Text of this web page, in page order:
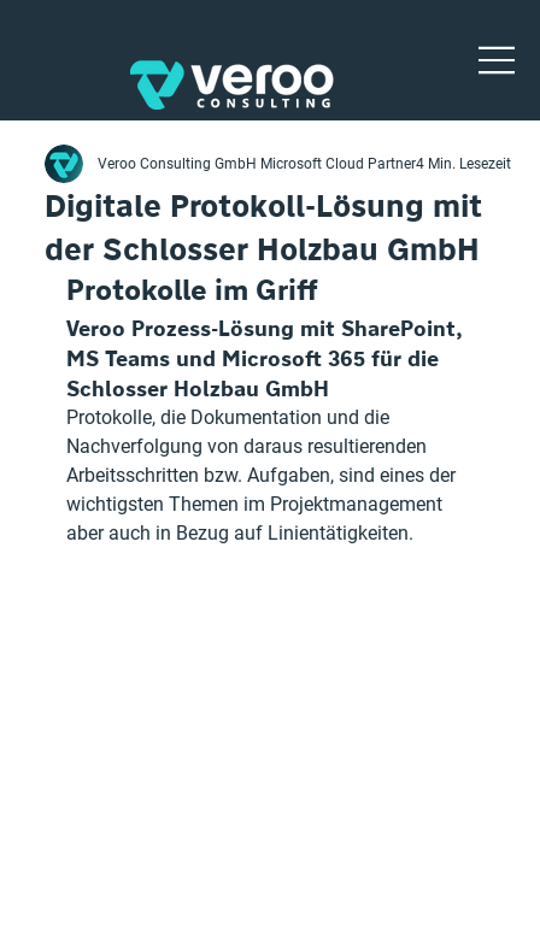
Digitale Protokoll-Lösung mit
der Schlosser Holzbau GmbH
Veroo Consulting GmbH Microsoft Cloud Partner4 Min. Lesezeit
Protokolle im Griff
Veroo Prozess-Lösung mit SharePoint,
MS Teams und Microsoft 365 für die
Schlosser Holzbau GmbH
Protokolle, die Dokumentation und die
Nachverfolgung von daraus resultierenden
Arbeitsschritten bzw. Aufgaben, sind eines der
wichtigsten Themen im Projektmanagement
aber auch in Bezug auf Linientätigkeiten.